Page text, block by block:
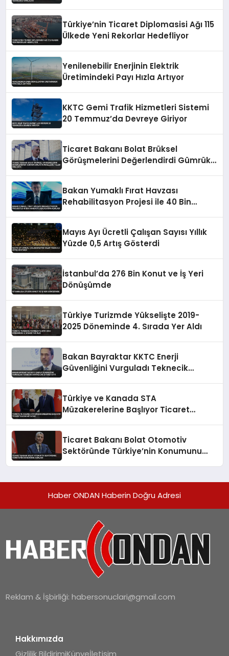
Türkiye’nin Ticaret Diplomasisi Ağı 115
Ülkede Yeni Rekorlar Hedefliyor
Yenilenebilir Enerjinin Elektrik
Üretimindeki Payı Hızla Artıyor
KKTC Gemi Trafik Hizmetleri Sistemi
20 Temmuz’da Devreye Giriyor
Ticaret Bakanı Bolat Brüksel
Görüşmelerini Değerlendirdi Gümrük
Bakan Yumaklı Fırat Havzası
Rehabilitasyon Projesi ile 40 Bin
Mayıs Ayı Ücretli Çalışan Sayısı Yıllık
Yüzde 0,5 Artış Gösterdi
İstanbul’da 276 Bin Konut ve İş Yeri
Dönüşümde
Türkiye Turizmde Yükselişte 2019-
2025 Döneminde 4. Sırada Yer Aldı
Bakan Bayraktar KKTC Enerji
Güvenliğini Vurguladı Teknecik
Türkiye ve Kanada STA
Müzakerelerine Başlıyor Ticaret
Ticaret Bakanı Bolat Otomotiv
Sektöründe Türkiye’nin Konumunu
Haber ONDAN Haberin Doğru Adresi
Reklam & İşbirliği:habersonuclari@gmail.com
Hakkımızda